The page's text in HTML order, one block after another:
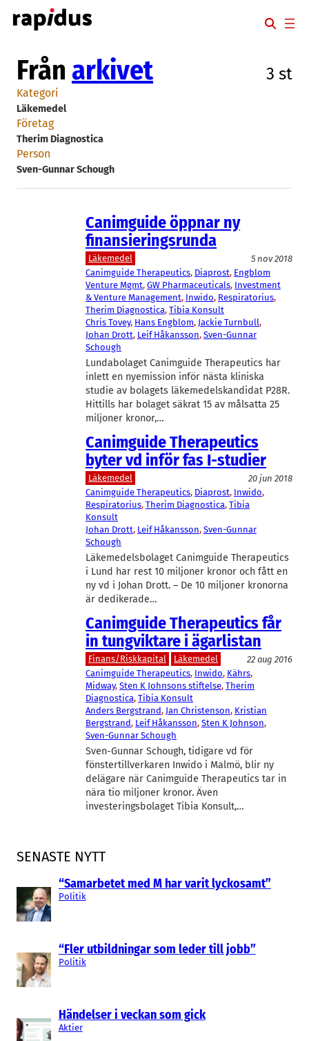
Hoppa
till
SENASTE NYTT
“Samarbetet med M har varit lyckosamt”
Politik
“Fler utbildningar som leder till jobb”
Politik
Händelser i veckan som gick
Aktier
Från arkivet 3 st
Kategori
Läkemedel
Företag
Therim Diagnostica
Person
Sven-Gunnar Schough
Canimguide öppnar ny
finansieringsrunda
Läkemedel
5 nov 2018
Canimguide Therapeutics, Diaprost, Engblom
Venture Mgmt, GW Pharmaceuticals, Investment
& Venture Management, Inwido, Respiratorius
Therim Diagnostica, Tibia Konsult
Chris Tovey, Hans Engblom, Jackie Turnbull
Johan Drott, Leif Håkansson, Sven-Gunnar
Schough
Lundabolaget Canimguide Therapeutics har
inlett en nyemission inför nästa kliniska
studie av bolagets läkemedelskandidat P28R.
Hittills har bolaget säkrat 15 av målsatta 25
miljoner kronor,…
Canimguide Therapeutics
byter vd inför fas I-studier
Läkemedel
20 jun 2018
Canimguide Therapeutics, Diaprost, Inwido
Respiratorius, Therim Diagnostica, Tibia
Konsult
Johan Drott, Leif Håkansson, Sven-Gunnar
Schough
Läkemedelsbolaget Canimguide Therapeutics
i Lund har rest 10 miljoner kronor och fått en
ny vd i Johan Drott. – De 10 miljoner kronorna
är dedikerade…
Canimguide Therapeutics får
in tungviktare i ägarlistan
Finans/Riskkapital Läkemedel
22 aug 2016
Canimguide Therapeutics, Inwido, Kährs
Midway, Sten K Johnsons stiftelse, Therim
Diagnostica, Tibia Konsult
Anders Bergstrand, Jan Christenson, Kristian
Bergstrand, Leif Håkansson, Sten K Johnson
Sven-Gunnar Schough
Sven-Gunnar Schough, tidigare vd för
fönstertillverkaren Inwido i Malmö, blir ny
delägare när Canimguide Therapeutics tar in
nära tio miljoner kronor. Även
investeringsbolaget Tibia Konsult,…